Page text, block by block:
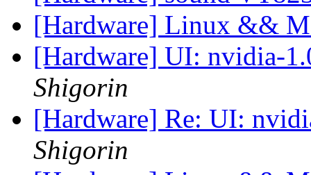
[Hardware] Linux &&
[Hardware] UI: nvidia-
Shigorin
[Hardware] Re: UI:
Shigorin